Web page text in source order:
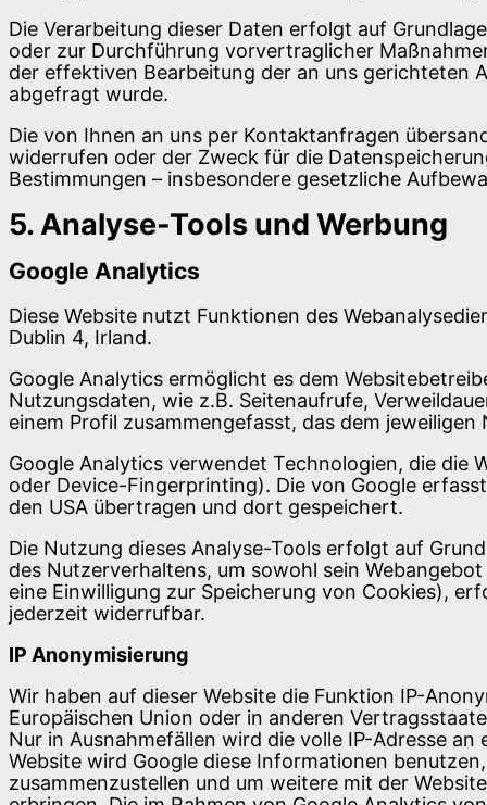
Die Verarbeitung dieser Daten erfolgt auf
oder zur Durchführung vorvertraglicher
der effektiven Bearbeitung der an uns gerichteten
abgefragt wurde.
Die von Ihnen an uns per Kontaktanfragen
widerrufen oder der Zweck für die
Bestimmungen – insbesondere gesetzliche
5. Analyse-Tools und Werbung
Google Analytics
Diese Website nutzt Funktionen des
Dublin 4, Irland.
Google Analytics ermöglicht es dem
Nutzungsdaten, wie z.B. Seitenaufrufe,
einem Profil zusammengefasst, das dem
Google Analytics verwendet Technologien, die die
oder Device-Fingerprinting). Die von Google
den USA übertragen und dort gespeichert.
Die Nutzung dieses Analyse-Tools erfolgt auf
des Nutzerverhaltens, um sowohl sein
eine Einwilligung zur Speicherung von Cookies),
jederzeit widerrufbar.
IP Anonymisierung
Wir haben auf dieser Website die Funktion IP-
Europäischen Union oder in anderen
Nur in Ausnahmefällen wird die volle IP-Adresse
Website wird Google diese Informationen
zusammenzustellen und um weitere mit der